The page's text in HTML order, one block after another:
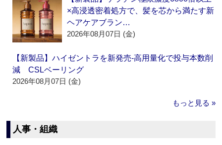
×高浸透密着処方で、髪を芯から満たす新
ヘアケアブラン…
2026年08月07日 (金)
【新製品】ハイゼントラを新発売‐高用量化で投与本数削
減 CSLベーリング
2026年08月07日 (金)
もっと見る »
人事・組織